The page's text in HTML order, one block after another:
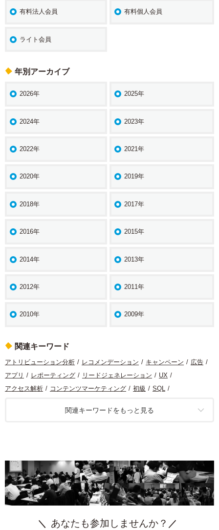
有料法人会員 有料個人会員
ライト会員
年別アーカイブ
2026年 2025年
2024年 2023年
2022年 2021年
2020年 2019年
2018年 2017年
2016年 2015年
2014年 2013年
2012年 2011年
2010年 2009年
関連キーワード
アトリビューション分析 レコメンデーション キャンペーン
広告
アプリ
レポーティング リードジェネレーション
UX
アクセス解析
コンテンツマーケティング 初級
SQL
Looker Studio モバイル サイト分析
データクリーンルーム
DMP ターゲティング 課題発見
Cookie
生成AI
EC ダッシュボード 運用型広告
インサイドセールス
SPA
Google Analytics データ統合 Adobe Analytics
SFA
Firebase
KPI ヒートマップ分析 AI
プライバシー保護
クリエイティブ
LPO ビジュアライズ CRM
モバイルアプリ
関連キーワードをもっと見る
あなたも参加しませんか？